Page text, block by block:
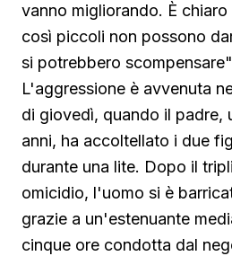
vanno migliorando. È
così piccoli non possono
si potrebbero
L'aggressione è avvenuta
di giovedì, quando il padre,
anni, ha accoltellato i due
durante una lite. Dopo il
omicidio, l'uomo si è
grazie a un'estenuante
cinque ore condotta dal